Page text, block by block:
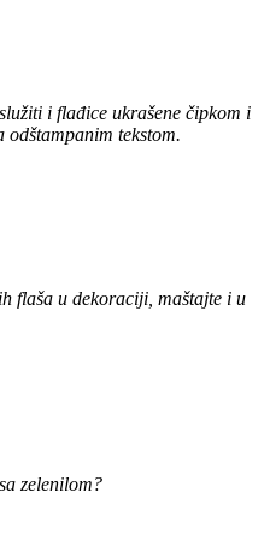
i flađice ukrašene čipkom i
tekstom.
flaša u dekoraciji, maštajte i u
zelenilom?